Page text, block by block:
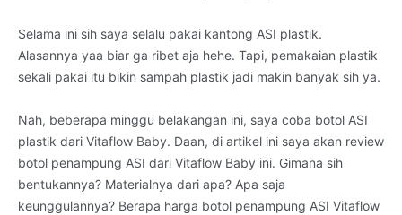
Selama ini sih saya selalu pakai kantong ASI plastik.
Alasannya yaa biar ga ribet aja hehe. Tapi, pemakaian plastik
sekali pakai itu bikin sampah plastik jadi makin banyak sih ya.
Nah, beberapa minggu belakangan ini, saya coba botol ASI
plastik dari Vitaflow Baby. Daan, di artikel ini saya akan review
botol penampung ASI dari Vitaflow Baby ini. Gimana sih
bentukannya? Materialnya dari apa? Apa saja
keunggulannya? Berapa harga botol penampung ASI Vitaflow